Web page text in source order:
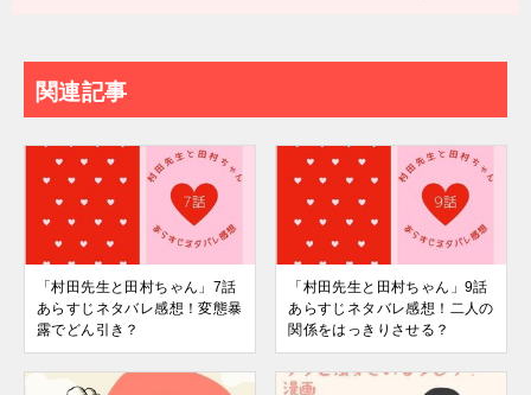
関連記事
「村田先生と田村ちゃん」7話
あらすじネタバレ感想！変態暴
露でどん引き？
「村田先生と田村ちゃん」9話
あらすじネタバレ感想！二人の
関係をはっきりさせる？